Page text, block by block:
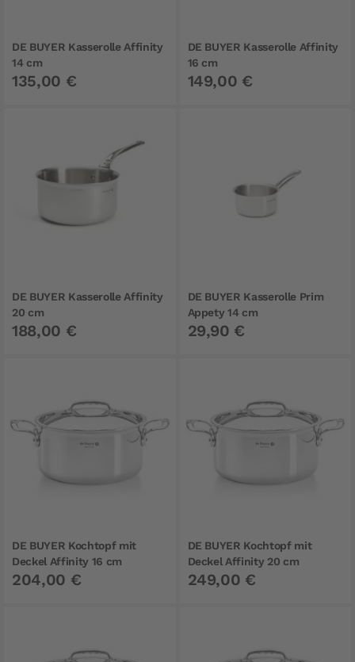
DE BUYER Kasserolle Affinity
14 cm
135,00 €
DE BUYER Kasserolle Affinity
16 cm
149,00 €
DE BUYER Kasserolle Affinity
20 cm
188,00 €
DE BUYER Kasserolle Prim
Appety 14 cm
29,90 €
DE BUYER Kochtopf mit
Deckel Affinity 16 cm
204,00 €
DE BUYER Kochtopf mit
Deckel Affinity 20 cm
249,00 €